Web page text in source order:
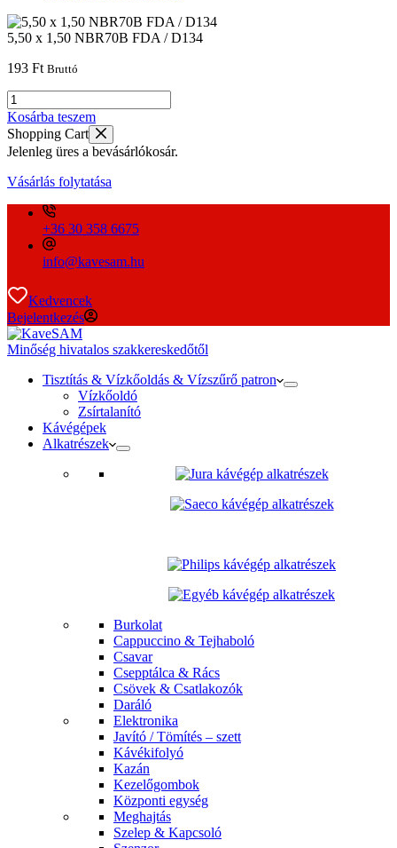
5,50 x 1,50 NBR70B FDA / D134
193 Ft Bruttó
5,50
x
1,50
NBR70B
FDA
/
D134
mennyiség
Kosárba teszem
Shopping Cart
Jelenleg üres a bevásárlókosár.
Vásárlás folytatása
+36 30 358 6675
info@kavesam.hu
Kedvencek
Bejelentkezés
Minőség hivatalos szakkereskedőtől
Tisztítás & Vízkőoldás & Vízszűrő patron
Vízkőoldó
Zsírtalanító
Kávégépek
Alkatrészek
Burkolat
Cappuccino & Tejhaboló
Csavar
Csepptálca & Rács
Csövek & Csatlakozók
Daráló
Elektronika
Javító / Tömítés – szett
Kávékifolyó
Kazán
Kezelőgombok
Központi egység
Meghajtás
Szelep & Kapcsoló